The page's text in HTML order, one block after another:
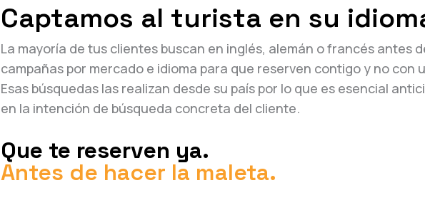
Captamos al turista en su
La mayoría de tus clientes buscan en inglés, alemán o francés antes
campañas por mercado e idioma para que reserven contigo y no con
Esas búsquedas las realizan desde su país por lo que es esencial
en la intención de búsqueda concreta del cliente.
Que te reserven ya.
Antes de hacer la maleta.